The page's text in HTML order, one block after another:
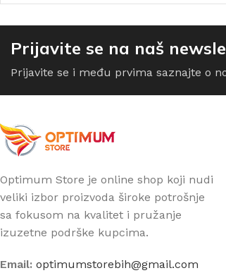
Prijavite se na naš
Prijavite se i među prvima saznajte o
Optimum Store je online shop koji nudi
veliki izbor proizvoda široke potrošnje
sa fokusom na kvalitet i pružanje
izuzetne podrške kupcima.
Email: optimumstorebih@gmail.com